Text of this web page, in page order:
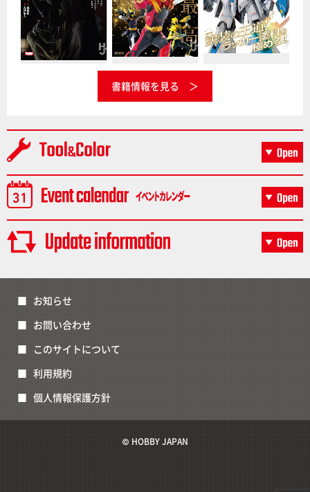
書籍情報を見る
お知らせ
お問い合わせ
このサイトについて
利用規約
個人情報保護方針
© HOBBY JAPAN